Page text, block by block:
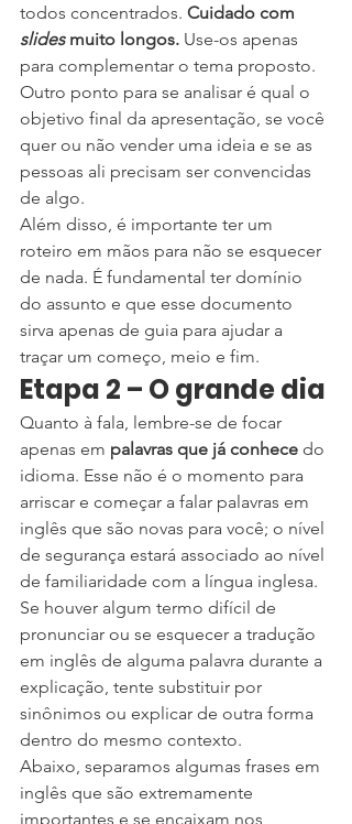
todos concentrados. Cuidado com
slides muito longos. Use-os apenas
para complementar o tema proposto.
Outro ponto para se analisar é qual o
objetivo final da apresentação, se você
quer ou não vender uma ideia e se as
pessoas ali precisam ser convencidas
de algo.
Além disso, é importante ter um
roteiro em mãos para não se esquecer
de nada. É fundamental ter domínio
do assunto e que esse documento
sirva apenas de guia para ajudar a
traçar um começo, meio e fim.
Etapa 2 – O grande dia
Quanto à fala, lembre-se de focar
apenas em palavras que já conhece do
idioma. Esse não é o momento para
arriscar e começar a falar palavras em
inglês que são novas para você; o nível
de segurança estará associado ao nível
de familiaridade com a língua inglesa.
Se houver algum termo difícil de
pronunciar ou se esquecer a tradução
em inglês de alguma palavra durante a
explicação, tente substituir por
sinônimos ou explicar de outra forma
dentro do mesmo contexto.
Abaixo, separamos algumas frases em
inglês que são extremamente
importantes e se encaixam nos